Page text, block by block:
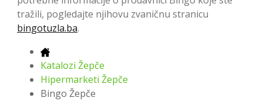
tražili, pogledajte njihovu zvaničnu stranicu
bingotuzla.ba.
Katalozi Žepče
Hipermarketi Žepče
Bingo Žepče